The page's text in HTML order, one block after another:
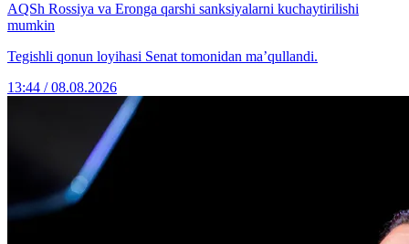
AQSh Rossiya va Eronga qarshi sanksiyalarni kuchaytirilishi
mumkin
Tegishli qonun loyihasi Senat tomonidan ma’qullandi.
13:44 / 08.08.2026